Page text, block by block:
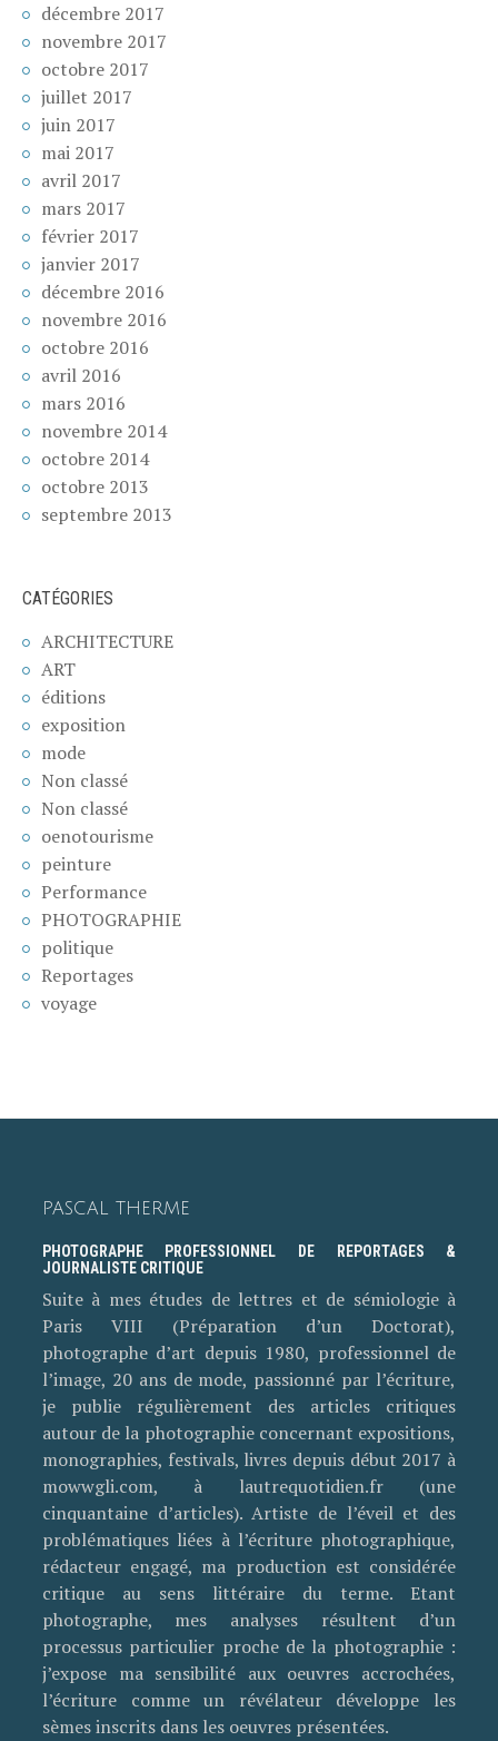
décembre 2017
novembre 2017
octobre 2017
juillet 2017
juin 2017
mai 2017
avril 2017
mars 2017
février 2017
janvier 2017
décembre 2016
novembre 2016
octobre 2016
avril 2016
mars 2016
novembre 2014
octobre 2014
octobre 2013
septembre 2013
CATÉGORIES
ARCHITECTURE
ART
éditions
exposition
mode
Non classé
Non classé
oenotourisme
peinture
Performance
PHOTOGRAPHIE
politique
Reportages
voyage
PASCAL THERME
PHOTOGRAPHE PROFESSIONNEL DE REPORTAGES &
JOURNALISTE CRITIQUE
Suite à mes études de lettres et de sémiologie à
Paris VIII (Préparation d’un Doctorat),
photographe d’art depuis 1980, professionnel de
l’image, 20 ans de mode, passionné par l’écriture,
je publie régulièrement des articles critiques
autour de la photographie concernant expositions,
monographies, festivals, livres depuis début 2017 à
mowwgli.com, à lautrequotidien.fr (une
cinquantaine d’articles). Artiste de l’éveil et des
problématiques liées à l’écriture photographique,
rédacteur engagé, ma production est considérée
critique au sens littéraire du terme. Etant
photographe, mes analyses résultent d’un
processus particulier proche de la photographie :
j’expose ma sensibilité aux oeuvres accrochées,
l’écriture comme un révélateur développe les
sèmes inscrits dans les oeuvres présentées.